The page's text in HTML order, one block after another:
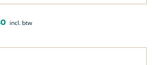
incl. btw